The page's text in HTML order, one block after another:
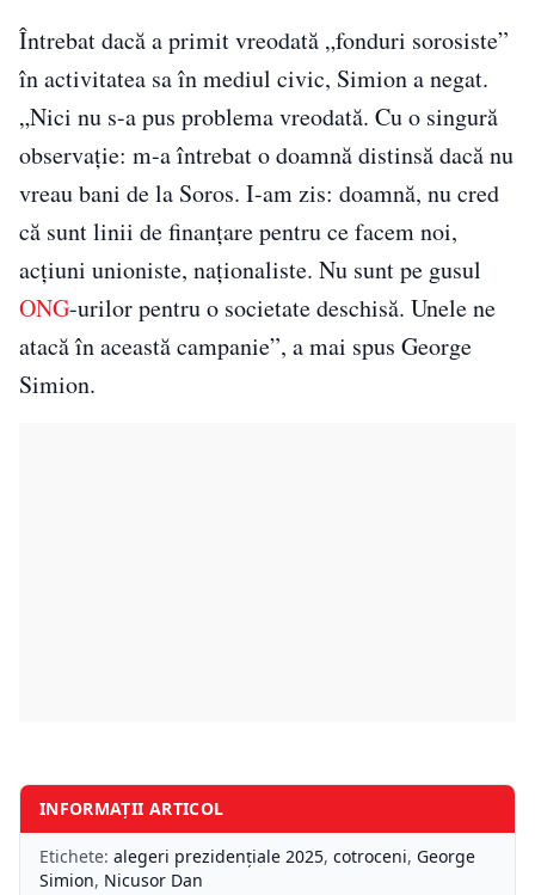
Întrebat dacă a primit vreodată „fonduri sorosiste”
în activitatea sa în mediul civic, Simion a negat.
„Nici nu s-a pus problema vreodată. Cu o singură
observație: m-a întrebat o doamnă distinsă dacă nu
vreau bani de la Soros. I-am zis: doamnă, nu cred
că sunt linii de finanțare pentru ce facem noi,
acțiuni unioniste, naționaliste. Nu sunt pe gusul
ONG-urilor pentru o societate deschisă. Unele ne
atacă în această campanie”, a mai spus George
Simion.
INFORMAȚII ARTICOL
Etichete: alegeri prezidențiale 2025, cotroceni, George
Simion, Nicusor Dan